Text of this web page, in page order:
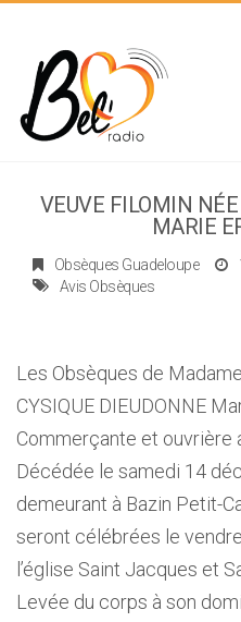
VEUVE FILOMIN
MARIE
Obsèques Guadeloupe
Avis Obsèques
Les Obsèques de
CYSIQUE DIEUDONNE
Commerçante et ouvrière
Décédée le samedi 14
demeurant à Bazin Petit-
seront célébrées le
l’église Saint Jacques et
Levée du corps à son